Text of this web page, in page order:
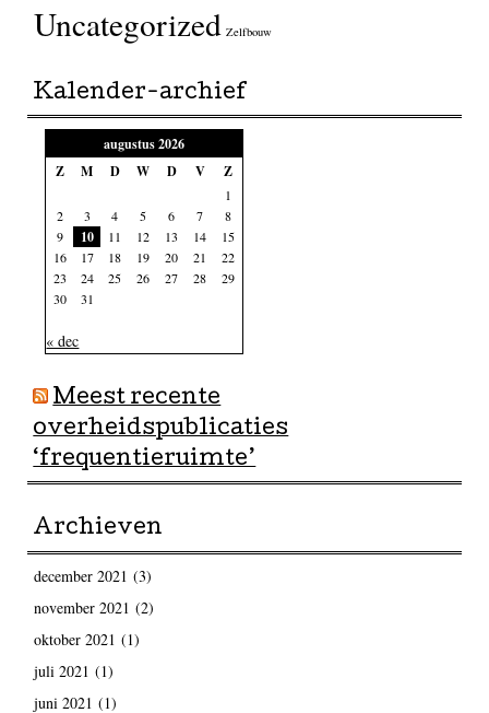
Uncategorized Zelfbouw
Kalender-archief
augustus 2026
Z
M D W D V Z
1
2
3 4 5 6 7
8
9
10 11 12 13 14
15
16
17 18 19 20 21
22
23
24 25 26 27 28
29
30
31
« dec
Meest recente
overheidspublicaties
‘frequentieruimte’
Archieven
december 2021 (3)
november 2021 (2)
oktober 2021 (1)
juli 2021 (1)
juni 2021 (1)